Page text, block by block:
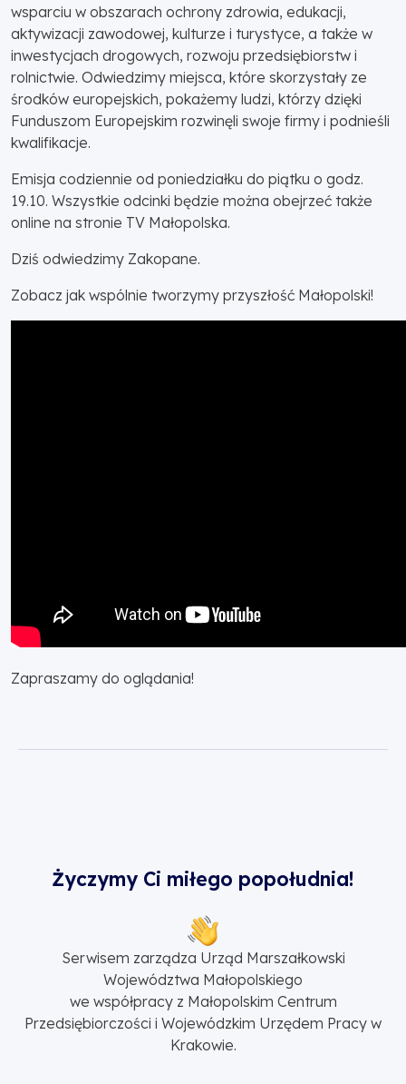
wsparciu w obszarach ochrony zdrowia, edukacji,
aktywizacji zawodowej, kulturze i turystyce, a także w
inwestycjach drogowych, rozwoju przedsiębiorstw i
rolnictwie. Odwiedzimy miejsca, które skorzystały ze
środków europejskich, pokażemy ludzi, którzy dzięki
Funduszom Europejskim rozwinęli swoje firmy i podnieśli
kwalifikacje.
Emisja codziennie od poniedziałku do piątku o godz.
19.10. Wszystkie odcinki będzie można obejrzeć także
online na stronie TV Małopolska.
Dziś odwiedzimy Zakopane.
Zobacz jak wspólnie tworzymy przyszłość Małopolski!
Zapraszamy do oglądania!
Życzymy Ci miłego popołudnia!
Serwisem zarządza Urząd Marszałkowski
Województwa Małopolskiego
we współpracy z Małopolskim Centrum
Przedsiębiorczości i Wojewódzkim Urzędem Pracy w
Krakowie.